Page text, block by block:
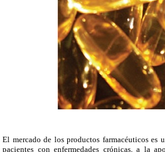
El mercado de los productos farmacéuticos
pacientes con enfermedades crónicas, a la